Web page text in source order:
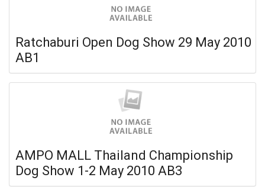
Ratchaburi Open Dog Show 29 May 2010
AB1
AMPO MALL Thailand Championship
Dog Show 1-2 May 2010 AB3